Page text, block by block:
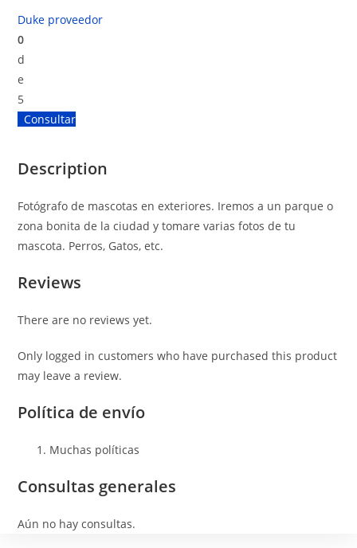
Duke proveedor
0
d
e
5
Consultar
Description
Fotógrafo de mascotas en exteriores. Iremos a un parque o
zona bonita de la ciudad y tomare varias fotos de tu
mascota. Perros, Gatos, etc.
Reviews
There are no reviews yet.
Only logged in customers who have purchased this product
may leave a review.
Política de envío
Muchas políticas
Consultas generales
Aún no hay consultas.